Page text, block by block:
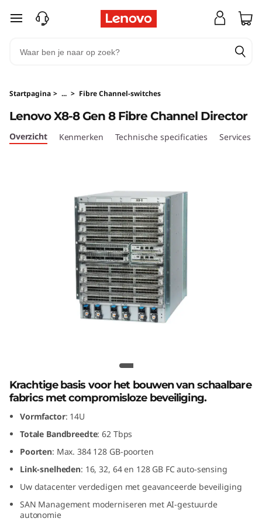
o
v
o
b
e
C
Ga naar de hoofdinhoud
Startpagina > ... > Fibre Channel-switches
Lenovo X8-8 Gen 8 Fibre Channel
Director
Lenovo X8-8 Gen 8 Fibre Channel Director
Overzicht Kenmerken Technische specificaties Services
Krachtige basis voor het bouwen van schaalbare
fabrics met compromisloze beveiliging.
Vormfactor: 14U
Totale Bandbreedte: 62 Tbps
Poorten: Max. 384 128 GB-poorten
Link-snelheden: 16, 32, 64 en 128 GB FC auto-sensing
Uw datacenter verdedigen met geavanceerde beveiliging
SAN Management moderniseren met AI-gestuurde
autonomie